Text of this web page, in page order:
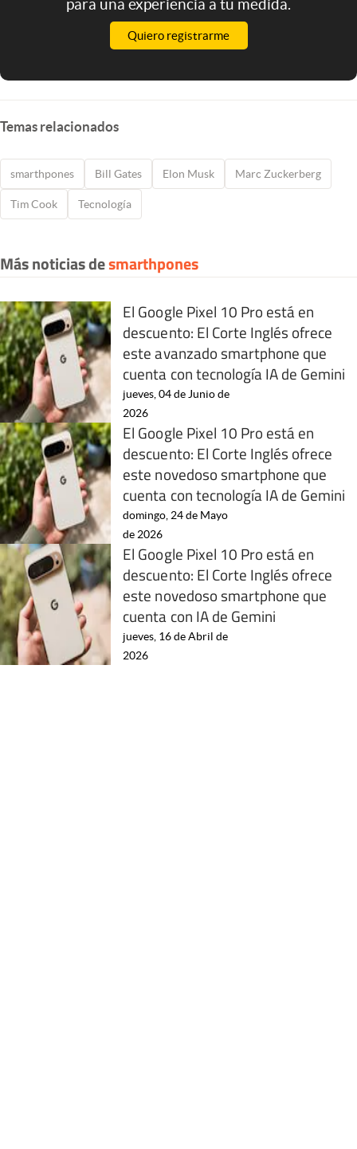
para una experiencia a tu medida.
Quiero registrarme
Temas relacionados
smarthpones Bill Gates Elon Musk Marc Zuckerberg
Tim Cook Tecnología
Más noticias desmarthpones
El Google Pixel 10 Pro está en
descuento: El Corte Inglés ofrece
este avanzado smartphone que
cuenta con tecnología IA de Gemini
jueves, 04 de Junio de
2026
El Google Pixel 10 Pro está en
descuento: El Corte Inglés ofrece
este novedoso smartphone que
cuenta con tecnología IA de Gemini
domingo, 24 de Mayo
de 2026
El Google Pixel 10 Pro está en
descuento: El Corte Inglés ofrece
este novedoso smartphone que
cuenta con IA de Gemini
jueves, 16 de Abril de
2026